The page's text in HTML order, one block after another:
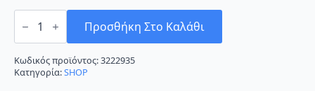
Tesla
TT51TP21-
Κλιματιστικό
Inverter
18000
BTU
Προσθήκη Στο Καλάθι
Κωδικός προϊόντος:3222935
Κατηγορία:SHOP